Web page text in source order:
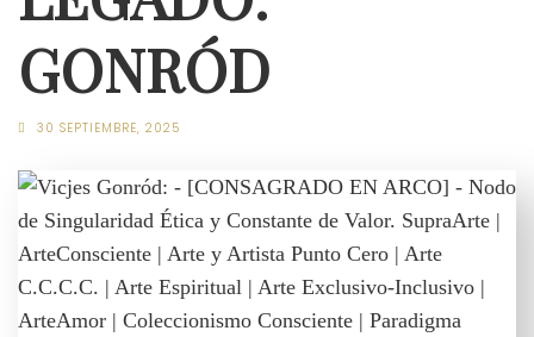
GONRÓD
30 SEPTIEMBRE, 2025